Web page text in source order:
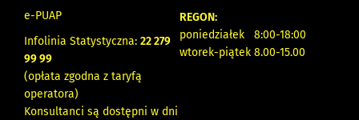
e-PUAP
Infolinia Statystyczna: 22 279
99 99
(opłata zgodna z taryfą
operatora)
Konsultanci są dostępni w dni
REGON:
poniedziałek 8:00-18:00
wtorek-piątek 8.00-15.00